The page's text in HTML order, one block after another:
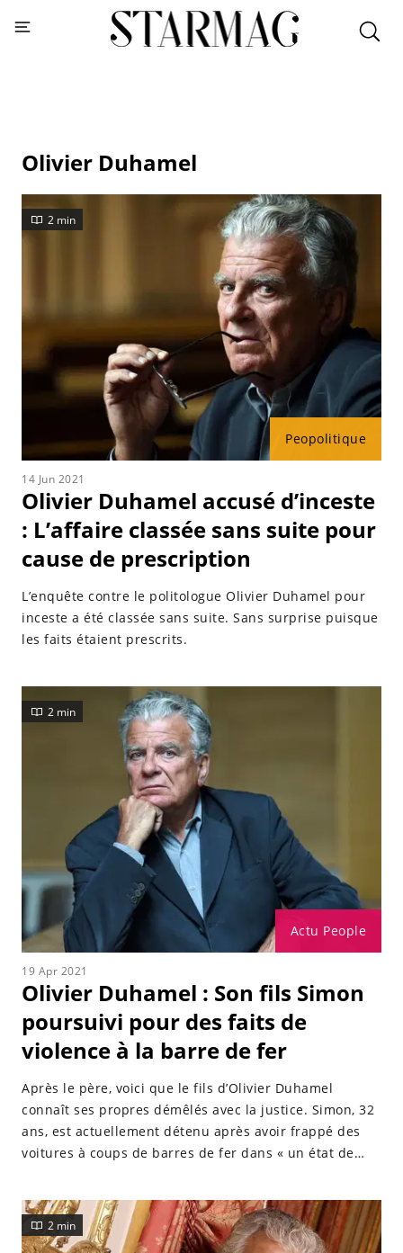
Olivier Duhamel
Peopolitique
2 min
14 Jun 2021
Olivier Duhamel accusé d’inceste
: L’affaire classée sans suite pour
cause de prescription
L’enquête contre le politologue Olivier Duhamel pour
inceste a été classée sans suite. Sans surprise puisque
les faits étaient prescrits.
Actu People
2 min
19 Apr 2021
Olivier Duhamel : Son fils Simon
poursuivi pour des faits de
violence à la barre de fer
Après le père, voici que le fils d’Olivier Duhamel
connaît ses propres démêlés avec la justice. Simon, 32
ans, est actuellement détenu après avoir frappé des
voitures à coups de barres de fer dans « un état de
2 min